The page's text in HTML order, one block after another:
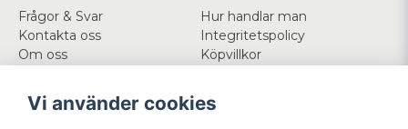
Frågor & Svar
Kontakta oss
Om oss
Hur handlar man
Integritetspolicy
Köpvillkor
Mitt konto Följ oss
Vi använder cookies